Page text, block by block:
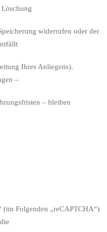
widerrufen oder der
Ihres Anliegens).
–
– bleiben
Folgenden „reCAPTCHA“)